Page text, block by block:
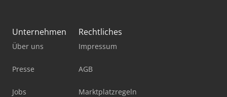
Unternehmen
Über uns
Presse
Jobs
Rechtliches
Impressum
AGB
Marktplatzregeln